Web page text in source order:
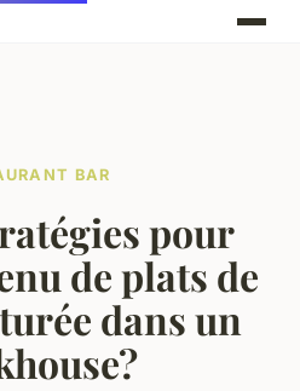
BAR
pour
de plats de
dans un